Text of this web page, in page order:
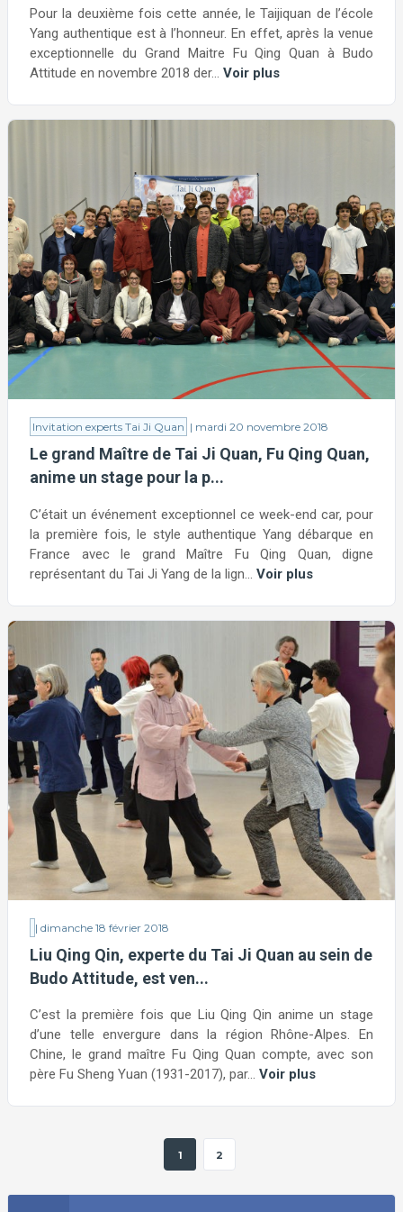
Pour la deuxième fois cette année, le Taijiquan de l’école
Yang authentique est à l’honneur. En effet, après la venue
exceptionnelle du Grand Maitre Fu Qing Quan à Budo
Attitude en novembre 2018 der... Voir plus
Invitation experts Tai Ji Quan | mardi 20 novembre 2018
Le grand Maître de Tai Ji Quan, Fu Qing Quan,
anime un stage pour la p...
C’était un événement exceptionnel ce week-end car, pour
la première fois, le style authentique Yang débarque en
France avec le grand Maître Fu Qing Quan, digne
représentant du Tai Ji Yang de la lign... Voir plus
| dimanche 18 février 2018
Liu Qing Qin, experte du Tai Ji Quan au sein de
Budo Attitude, est ven...
C’est la première fois que Liu Qing Qin anime un stage
d’une telle envergure dans la région Rhône-Alpes. En
Chine, le grand maître Fu Qing Quan compte, avec son
père Fu Sheng Yuan (1931-2017), par... Voir plus
1 2